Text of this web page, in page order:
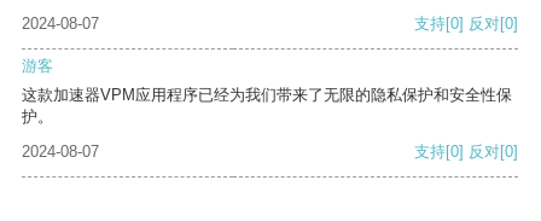
2024-08-07
支持[0] 反对[0]
游客
这款加速器VPM应用程序已经为我们带来了无限的隐私保护和安全性保
护。
2024-08-07
支持[0] 反对[0]